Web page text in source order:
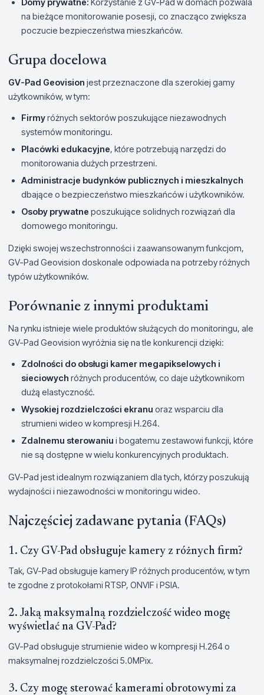
na bieżące monitorowanie posesji, co znacząco zwiększa
poczucie bezpieczeństwa mieszkańców.
Grupa docelowa
GV-Pad Geovision jest przeznaczone dla szerokiej gamy
użytkowników, w tym:
Firmyróżnych sektorów poszukujące niezawodnych
systemów monitoringu.
Placówki edukacyjne, które potrzebują narzędzi do
monitorowania dużych przestrzeni.
Administracje budynków publicznych i mieszkalnych
dbające o bezpieczeństwo mieszkańców i użytkowników.
Osoby prywatne poszukujące solidnych rozwiązań dla
domowego monitoringu.
Dzięki swojej wszechstronności i zaawansowanym funkcjom,
GV-Pad Geovision doskonale odpowiada na potrzeby różnych
typów użytkowników.
Porównanie z innymi produktami
Na rynku istnieje wiele produktów służących do monitoringu, ale
GV-Pad Geovision wyróżnia się na tle konkurencji dzięki:
Zdolności do obsługi kamer megapikselowych i
sieciowych różnych producentów, co daje użytkownikom
dużą elastyczność.
Wysokiej rozdzielczości ekranu oraz wsparciu dla
strumieni wideo w kompresji H.264.
Zdalnemu sterowaniu i bogatemu zestawowi funkcji, które
nie są dostępne w wielu konkurencyjnych produktach.
GV-Pad jest idealnym rozwiązaniem dla tych, którzy poszukują
wydajności i niezawodności w monitoringu wideo.
Najczęściej zadawane pytania (FAQs)
1. Czy GV-Pad obsługuje kamery z różnych firm?
Tak, GV-Pad obsługuje kamery IP różnych producentów, w tym
te zgodne z protokołami RTSP, ONVIF i PSIA.
2. Jaką maksymalną rozdzielczość wideo mogę
wyświetlać na GV-Pad?
GV-Pad obsługuje strumienie wideo w kompresji H.264 o
maksymalnej rozdzielczości 5.0MPix.
3. Czy mogę sterować kamerami obrotowymi za